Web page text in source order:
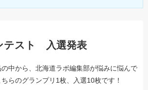
テスト 入選発表
中から、北海道ラボ編集部が悩みに悩んで
らのグランプリ1枚、入選10枚です！